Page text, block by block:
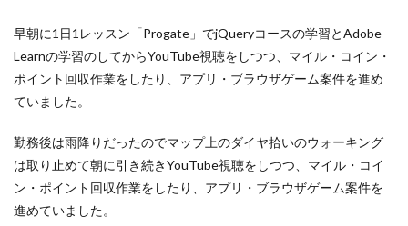
早朝に1日1レッスン「Progate」でjQueryコースの学習とAdobe
Learnの学習のしてからYouTube視聴をしつつ、マイル・コイン・
ポイント回収作業をしたり、アプリ・ブラウザゲーム案件を進め
ていました。
勤務後は雨降りだったのでマップ上のダイヤ拾いのウォーキング
は取り止めて朝に引き続きYouTube視聴をしつつ、マイル・コイ
ン・ポイント回収作業をしたり、アプリ・ブラウザゲーム案件を
進めていました。